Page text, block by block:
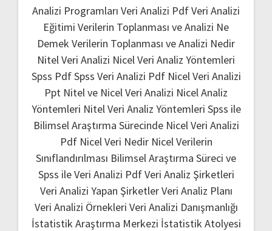
Analizi Programları Veri Analizi PdfVeri Analizi
Eğitimi Verilerin Toplanması ve Analizi Ne
Demek Verilerin Toplanması ve Analizi Nedir
Nitel Veri Analizi Nicel Veri Analiz Yöntemleri
Spss PdfSpss Veri Analizi Pdf Nicel Veri Analizi
Ppt Nitel ve Nicel Veri Analizi Nicel Analiz
Yöntemleri Nitel Veri Analiz Yöntemleri Spss ile
Bilimsel Araştırma Sürecinde Nicel Veri Analizi
Pdf Nicel Veri Nedir Nicel Verilerin
Sınıflandırılması Bilimsel Araştırma Süreci ve
Spss ile Veri Analizi PdfVeri Analiz Şirketleri
Veri Analizi Yapan ŞirketlerVeri Analiz Planı
Veri Analizi Örnekleri Veri Analizi Danışmanlığı
İstatistik Araştırma Merkezi İstatistik Atolyesi